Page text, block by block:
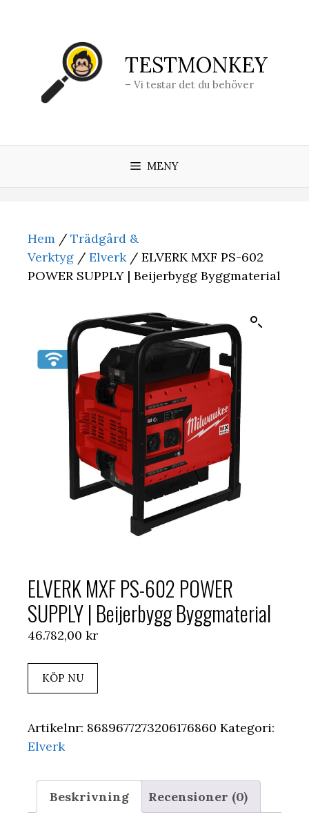
TESTMONKEY
– Vi testar det du behöver
MENY
Hem / Trädgård &
Verktyg / Elverk/ ELVERK MXF PS-602
POWER SUPPLY | Beijerbygg Byggmaterial
ELVERK MXF PS-602 POWER
SUPPLY | Beijerbygg Byggmaterial
46.782,00 kr
KÖP NU
Artikelnr: 8689677273206176860 Kategori:
Elverk
Beskrivning Recensioner (0)